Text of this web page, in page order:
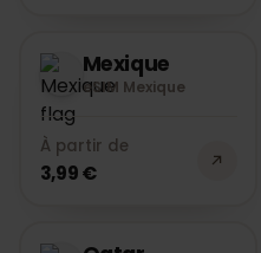
Mexique
eSIM Mexique
À partir de
3,99 €